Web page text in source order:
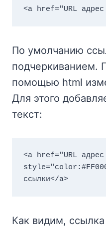
<a href="URL адрес
По умолчанию
подчеркиванием.
помощью html
Для этого
текст:
<a href="URL адрес
ссылки</a>
Как видим,